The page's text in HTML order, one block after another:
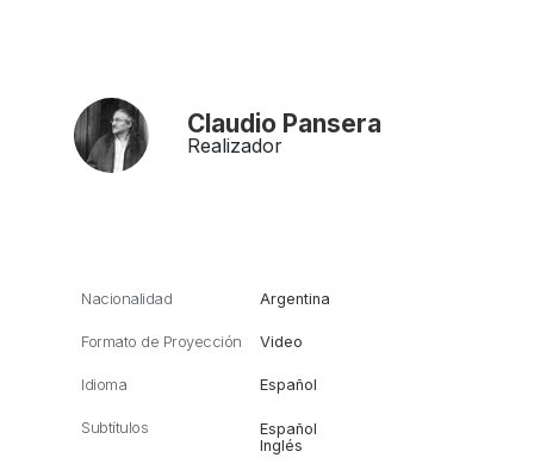
Claudio Pansera
Realizador
Nacionalidad Argentina
Formato de Proyección Video
Idioma Español
Subtítulos
Español
Inglés